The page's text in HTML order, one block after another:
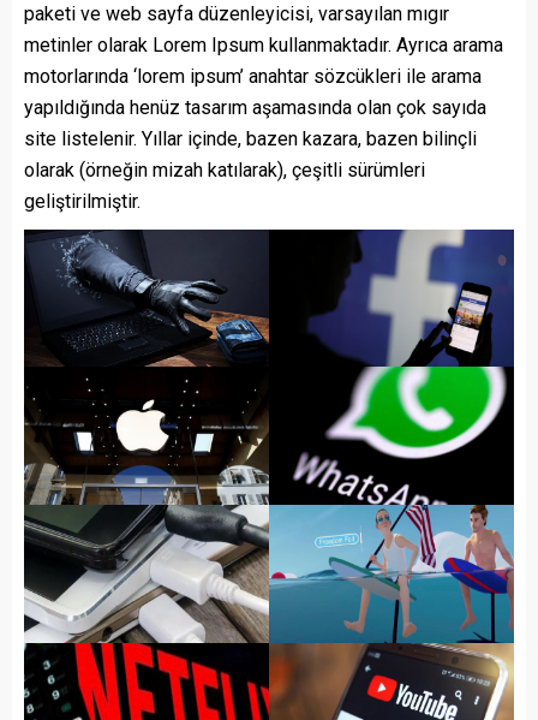
paketi ve web sayfa düzenleyicisi, varsayılan mıgır
metinler olarak Lorem Ipsum kullanmaktadır. Ayrıca arama
motorlarında ‘lorem ipsum’ anahtar sözcükleri ile arama
yapıldığında henüz tasarım aşamasında olan çok sayıda
site listelenir. Yıllar içinde, bazen kazara, bazen bilinçli
olarak (örneğin mizah katılarak), çeşitli sürümleri
geliştirilmiştir.